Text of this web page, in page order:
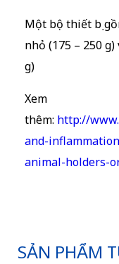
Một bộ thiết bị
nhỏ (175 – 250
g)
Xem
thêm: http://
and-
animal-holders-
SẢN PHẨM